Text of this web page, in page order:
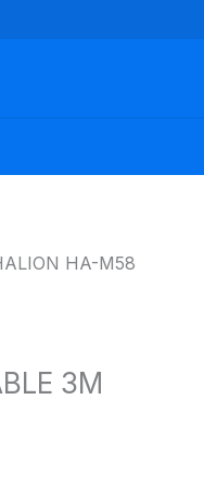
HA-M58
3M